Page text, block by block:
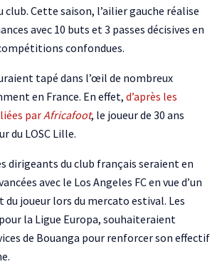
Cette saison, l’ailier gauche réalise
avec 10 buts et 3 passes décisives en
confondues.
tapé dans l’œil de nombreux
en France. En effet, d’après les
parAfricafoot, le joueur de 30 ans
du LOSC Lille.
dirigeants du club français seraient en
avec le Los Angeles FC en vue d’un
joueur lors du mercato estival. Les
la Ligue Europa, souhaiteraient
de Bouanga pour renforcer son effectif